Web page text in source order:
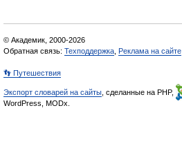
© Академик, 2000-2026
Обратная связь: Техподдержка Реклама на сайте
👣 Путешествия
Экспорт словарей на сайты , сделанные на PHP,
WordPress, MODx.